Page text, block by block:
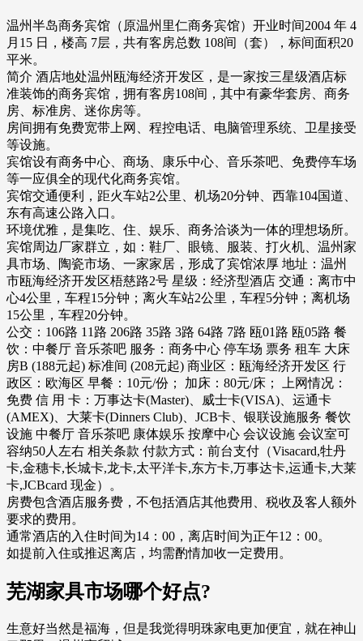
温州半岛商务宾馆（原温州里仁商务宾馆）开业时间2004 年 4
月15 日，楼高 7层，共有客房总数 108间（套），标间面积20
平米。
简介 酒店地处温州瓯海经济开发区，是一家按三星级酒店标
准装饰的商务宾馆，拥有客房108间，其中有豪华套房、商务
房、标准房、迷你房等。
房间拥有免费宽带上网、程控电话、电脑管理系统、卫星接受
等设施。
宾馆设有商务中心、商场、康乐中心、音乐茶吧、免费停车场
等一应俱全的现代化商务宾馆。
宾馆交通便利，距火车站2公里、机场20分钟、西靠104国道、
东有高速公路入口。
环境优雅，是集吃、住、娱乐、商务洽谈为一体的理想场所。
宾馆周边厂家群立，如：鞋厂、眼镜、服装、打火机、温州家
具市场、陶瓷市场、一家家居，形成了宾馆浓厚 地址：温州
市瓯海经济开发区梧慈路2号 星级：经济型酒店 交通：离市中
心4公里，车程15分钟；离火车站2公里，车程5分钟；离机场
15公里，车程20分钟。
公交：106路 11路 206路 35路 3路 64路 7路 瓯01路 瓯05路 餐
饮：中餐厅 音乐茶吧 服务：商务中心 停车场 票务 租车 大床
房B (188元起) 标准间 (208元起) 商业区：瓯海经济开发区 行
政区：欧海区 早餐：10元/份； 加床：80元/床； 上网情况：
免费 信 用 卡：万事达卡(Master)、威士卡(VISA)、运通卡
(AMEX)、大莱卡(Dinners Club)、JCB卡、银联设施服务 餐饮
设施 中餐厅 音乐茶吧 康体娱乐 按摩中心 会议设施 会议室可
容纳50人左右 相关条款 付款方式：前台支付（Visacard,牡丹
卡,金穗卡,长城卡,龙卡,太平洋卡,东方卡,万事达卡,运通卡,大莱
卡,JCBcard 现金）。
房费包含酒店服务费，不包括酒店其他费用、税收及客人额外
要求的费用。
通常酒店的入住时间为14：00，离店时间为正午12：00。
如提前入住或推迟离店，均需酌情加收一定费用。
芜湖家具市场哪个好点?
生意好当然是福海，但是我觉得明珠家电更加便宜，就在神山